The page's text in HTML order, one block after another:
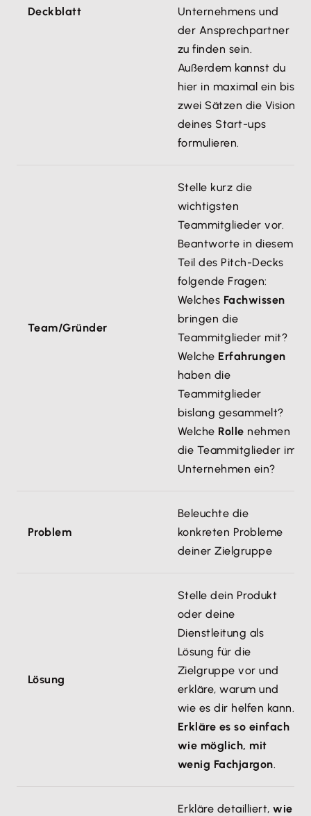
Deckblatt
Unternehmens und
der Ansprechpartner
zu finden sein.
Außerdem kannst du
hier in maximal ein bis
zwei Sätzen die Vision
deines Start-ups
formulieren.
Team/Gründer
Stelle kurz die
wichtigsten
Teammitglieder vor.
Beantworte in diesem
Teil des Pitch-Decks
folgende Fragen:
Welches Fachwissen
bringen die
Teammitglieder mit?
Welche Erfahrungen
haben die
Teammitglieder
bislang gesammelt?
Welche Rolle nehmen
die Teammitglieder im
Unternehmen ein?
Problem
Beleuchte die
konkreten Probleme
deiner Zielgruppe
Lösung
Stelle dein Produkt
oder deine
Dienstleitung als
Lösung für die
Zielgruppe vor und
erkläre, warum und
wie es dir helfen kann.
Erkläre es so einfach
wie möglich, mit
wenig Fachjargon.
Erkläre detailliert,wie